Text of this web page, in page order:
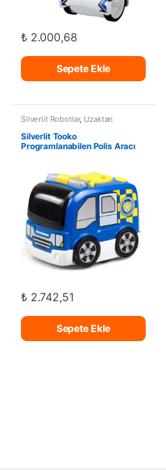
₺2.000,68
Sepete Ekle
Silverlit Robotlar, Uzaktan
Silverlit Tooko
Programlanabilen Polis Aracı
₺2.742,51
Sepete Ekle